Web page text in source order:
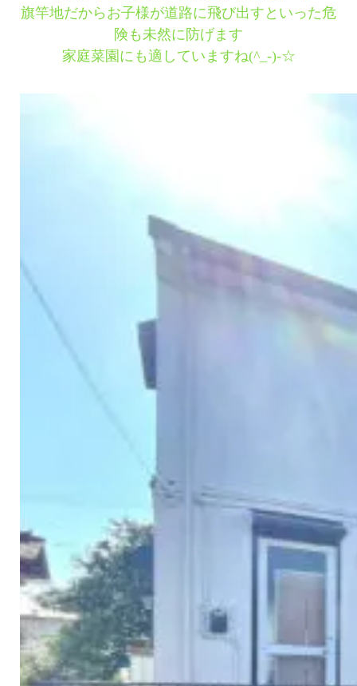
旗竿地だからお子様が道路に飛び出すといった危
険も未然に防げます
家庭菜園にも適していますね(^_-)-☆